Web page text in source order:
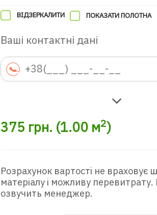
в передпокій в ігрову кімнату
ВІДЗЕРКАЛИТИ ПОКАЗАТИ ПОЛОТНА
Ваші контактні дані
375 грн. (1.00м2)
Розрахунок вартості не враховує
матеріалу і можливу
озвучить менеджер.